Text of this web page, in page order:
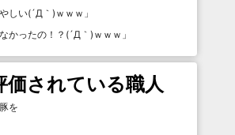
しい(´Д｀)ｗｗｗ 」
かったの！？(´Д｀)ｗｗｗ 」
価されている職人
を